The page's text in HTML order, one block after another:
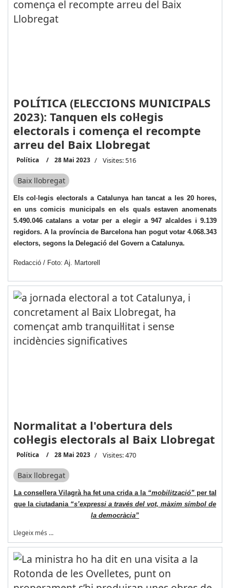
POLÍTICA (ELECCIONS MUNICIPALS
2023): Tanquen els col·legis
electorals i comença el recompte
arreu del Baix Llobregat
Política 28 Mai 2023 Visites: 516
Baix llobregat
Els col·legis electorals a Catalunya han tancat a les 20 hores,
en uns comicis municipals en els quals estaven anomenats
5.490.046 catalans a votar per a elegir a 947 alcaldes i 9.139
regidors. A la província de Barcelona han pogut votar 4.068.343
electors, segons la Delegació del Govern a Catalunya.
Redacció / Foto: Aj. Martorell
Normalitat a l'obertura dels
col·legis electorals al Baix Llobregat
Política 28 Mai 2023 Visites: 470
Baix llobregat
La consellera Vilagrà ha fet una crida a la “mobilització”per tal
que la ciutadania “s’expressi a través del vot, màxim símbol de
la democràcia”
Llegeix més …